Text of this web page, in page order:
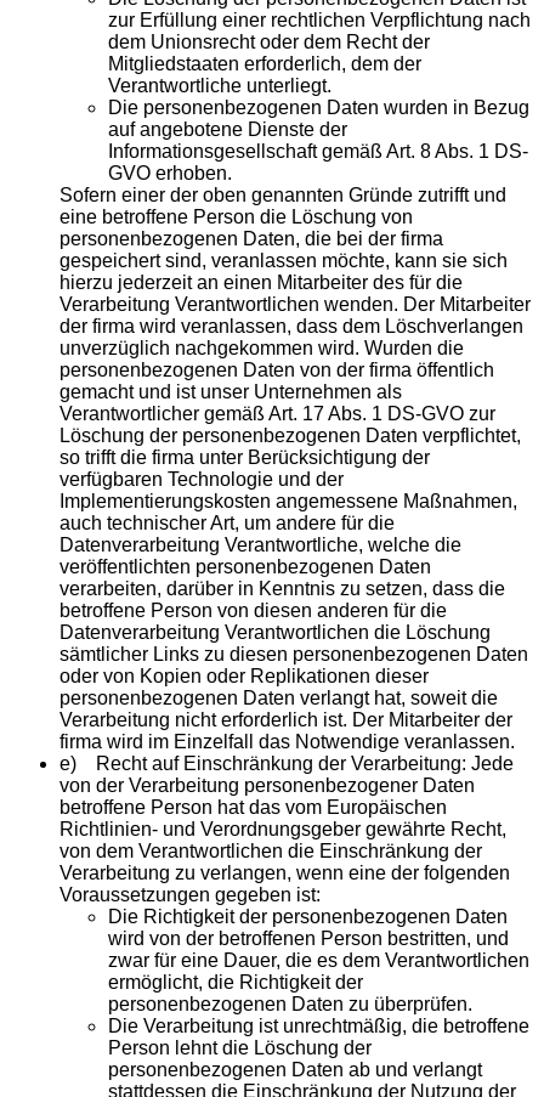
zur Erfüllung einer rechtlichen Verpflichtung nach
dem Unionsrecht oder dem Recht der
Mitgliedstaaten erforderlich, dem der
Verantwortliche unterliegt.
Die personenbezogenen Daten wurden in Bezug
auf angebotene Dienste der
Informationsgesellschaft gemäß Art. 8 Abs. 1 DS-
GVO erhoben.
Sofern einer der oben genannten Gründe zutrifft und
eine betroffene Person die Löschung von
personenbezogenen Daten, die bei der firma
gespeichert sind, veranlassen möchte, kann sie sich
hierzu jederzeit an einen Mitarbeiter des für die
Verarbeitung Verantwortlichen wenden. Der Mitarbeiter
der firma wird veranlassen, dass dem Löschverlangen
unverzüglich nachgekommen wird. Wurden die
personenbezogenen Daten von der firma öffentlich
gemacht und ist unser Unternehmen als
Verantwortlicher gemäß Art. 17 Abs. 1 DS-GVO zur
Löschung der personenbezogenen Daten verpflichtet,
so trifft die firma unter Berücksichtigung der
verfügbaren Technologie und der
Implementierungskosten angemessene Maßnahmen,
auch technischer Art, um andere für die
Datenverarbeitung Verantwortliche, welche die
veröffentlichten personenbezogenen Daten
verarbeiten, darüber in Kenntnis zu setzen, dass die
betroffene Person von diesen anderen für die
Datenverarbeitung Verantwortlichen die Löschung
sämtlicher Links zu diesen personenbezogenen Daten
oder von Kopien oder Replikationen dieser
personenbezogenen Daten verlangt hat, soweit die
Verarbeitung nicht erforderlich ist. Der Mitarbeiter der
firma wird im Einzelfall das Notwendige veranlassen.
e) Recht auf Einschränkung der Verarbeitung: Jede
von der Verarbeitung personenbezogener Daten
betroffene Person hat das vom Europäischen
Richtlinien- und Verordnungsgeber gewährte Recht,
von dem Verantwortlichen die Einschränkung der
Verarbeitung zu verlangen, wenn eine der folgenden
Voraussetzungen gegeben ist:
Die Richtigkeit der personenbezogenen Daten
wird von der betroffenen Person bestritten, und
zwar für eine Dauer, die es dem Verantwortlichen
ermöglicht, die Richtigkeit der
personenbezogenen Daten zu überprüfen.
Die Verarbeitung ist unrechtmäßig, die betroffene
Person lehnt die Löschung der
personenbezogenen Daten ab und verlangt
stattdessen die Einschränkung der Nutzung der